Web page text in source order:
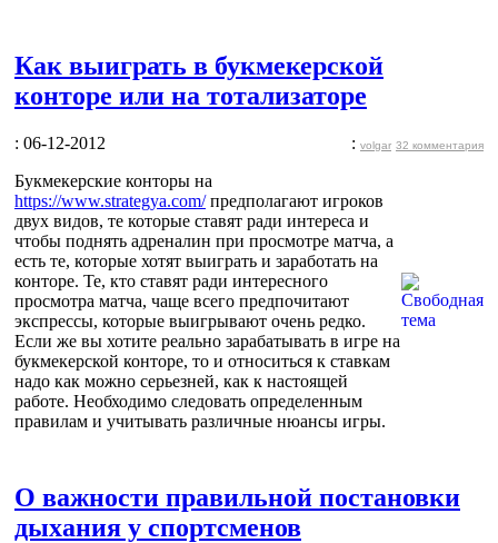
Как выиграть в букмекерской
конторе или на тотализаторе
: 06-12-2012 : volgar 32 комментария
Букмекерские конторы на
https://www.strategya.com/предполагают игроков
двух видов, те которые ставят ради интереса и
чтобы поднять адреналин при просмотре матча, а
есть те, которые хотят выиграть и заработать на
конторе. Те, кто ставят ради интересного
просмотра матча, чаще всего предпочитают
экспрессы, которые выигрывают очень редко.
Если же вы хотите реально зарабатывать в игре на
букмекерской конторе, то и относиться к ставкам
надо как можно серьезней, как к настоящей
работе. Необходимо следовать определенным
правилам и учитывать различные нюансы игры.
О важности правильной постановки
дыхания у спортсменов